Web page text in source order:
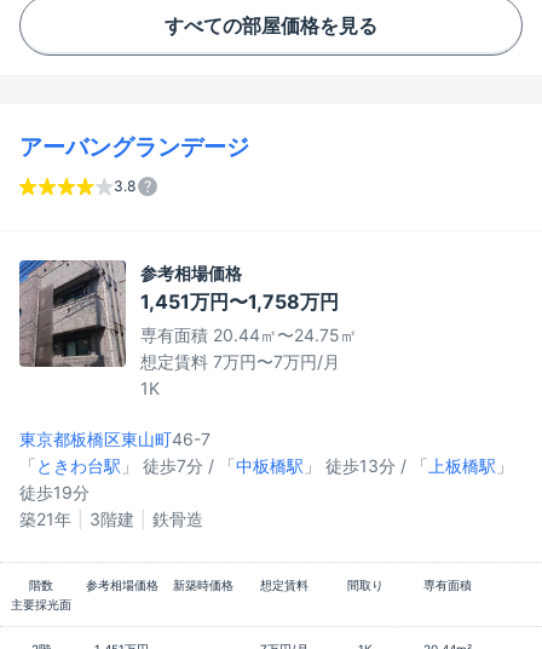
すべての部屋価格を見る
アーバングランデージ
3.8
参考相場価格
1,451万円〜1,758万円
専有面積 20.44㎡〜24.75㎡
想定賃料 7万円〜7万円/月
1K
東京都板橋区東山町46-7
「ときわ台駅 」 徒歩7分 / 「中板橋駅 」 徒歩13分 / 「 上板橋駅 」
徒歩19分
築21年
3階建 鉄骨造
階数 参考相場価格 新築時価格 想定賃料 間取り
専有面積
主要採光面